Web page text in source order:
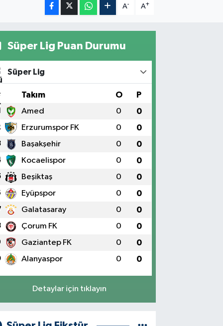
A- A+
Süper Lig Puan Durumu
Süper Lig
Takım O P
Amed 0 0
Erzurumspor FK 0 0
Başakşehir 0 0
Kocaelispor 0 0
Beşiktaş 0 0
Eyüpspor 0 0
Galatasaray 0 0
Çorum FK 0 0
Gaziantep FK 0 0
Alanyaspor 0 0
Detaylar için tıklayın